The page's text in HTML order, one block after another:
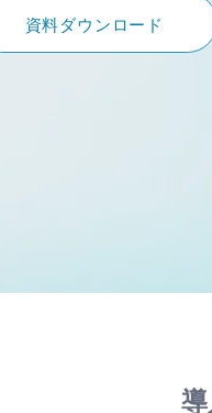
資料ダウンロード